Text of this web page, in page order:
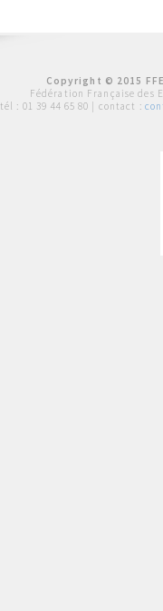
Copyright © 2015
Fédération Française des
tél : 01 39 44 65 80 | contact :